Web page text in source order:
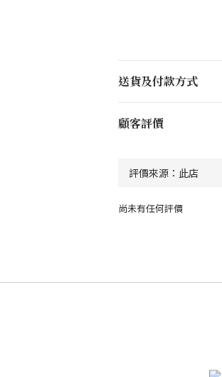
送貨及付款方式
顧客評價
尚未有任何評價